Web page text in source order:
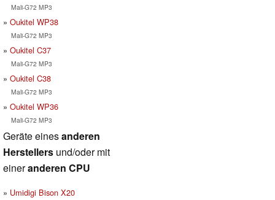
Mali-G72 MP3
Oukitel WP38
Mali-G72 MP3
Oukitel C37
Mali-G72 MP3
Oukitel C38
Mali-G72 MP3
Oukitel WP36
Mali-G72 MP3
Geräte einesanderen
Herstellers und/oder mit
eineranderen CPU
Umidigi Bison X20